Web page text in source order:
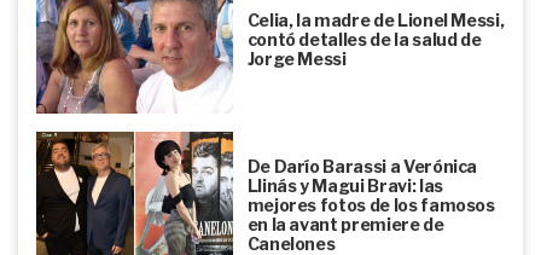
Celia, la madre de Lionel Messi,
contó detalles de la salud de
Jorge Messi
De Darío Barassi a Verónica
Llinás y Magui Bravi: las
mejores fotos de los famosos
en la avant premiere de
Canelones